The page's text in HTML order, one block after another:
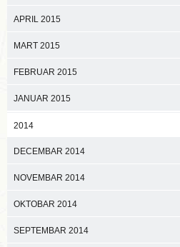
APRIL 2015
MART 2015
FEBRUAR 2015
JANUAR 2015
2014
DECEMBAR 2014
NOVEMBAR 2014
OKTOBAR 2014
SEPTEMBAR 2014